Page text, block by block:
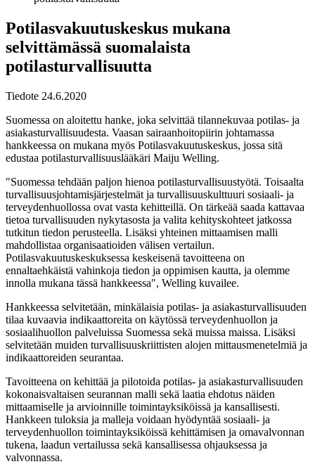
Potilasvakuutuskeskus mukana
selvittämässä suomalaista
potilasturvallisuutta
Tiedote 24.6.2020
Suomessa on aloitettu hanke, joka selvittää tilannekuvaa potilas- ja
asiakasturvallisuudesta. Vaasan sairaanhoitopiirin johtamassa
hankkeessa on mukana myös Potilasvakuutuskeskus, jossa sitä
edustaa potilasturvallisuuslääkäri Maiju Welling.
"Suomessa tehdään paljon hienoa potilasturvallisuustyötä. Toisaalta
turvallisuusjohtamisjärjestelmät ja turvallisuuskulttuuri sosiaali- ja
terveydenhuollossa ovat vasta kehitteillä. On tärkeää saada kattavaa
tietoa turvallisuuden nykytasosta ja valita kehityskohteet jatkossa
tutkitun tiedon perusteella. Lisäksi yhteinen mittaamisen malli
mahdollistaa organisaatioiden välisen vertailun.
Potilasvakuutuskeskuksessa keskeisenä tavoitteena on
ennaltaehkäistä vahinkoja tiedon ja oppimisen kautta, ja olemme
innolla mukana tässä hankkeessa", Welling kuvailee.
Hankkeessa selvitetään, minkälaisia potilas- ja asiakasturvallisuuden
tilaa kuvaavia indikaattoreita on käytössä terveydenhuollon ja
sosiaalihuollon palveluissa Suomessa sekä muissa maissa. Lisäksi
selvitetään muiden turvallisuuskriittisten alojen mittausmenetelmiä ja
indikaattoreiden seurantaa.
Tavoitteena on kehittää ja pilotoida potilas- ja asiakasturvallisuuden
kokonaisvaltaisen seurannan malli sekä laatia ehdotus näiden
mittaamiselle ja arvioinnille toimintayksiköissä ja kansallisesti.
Hankkeen tuloksia ja malleja voidaan hyödyntää sosiaali- ja
terveydenhuollon toimintayksiköissä kehittämisen ja omavalvonnan
tukena, laadun vertailussa sekä kansallisessa ohjauksessa ja
valvonnassa.